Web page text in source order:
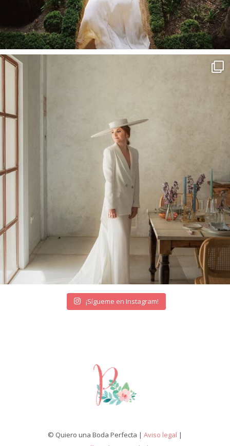
¡Sígueme en Instagram!
© Quiero una Boda Perfecta | Aviso legal |